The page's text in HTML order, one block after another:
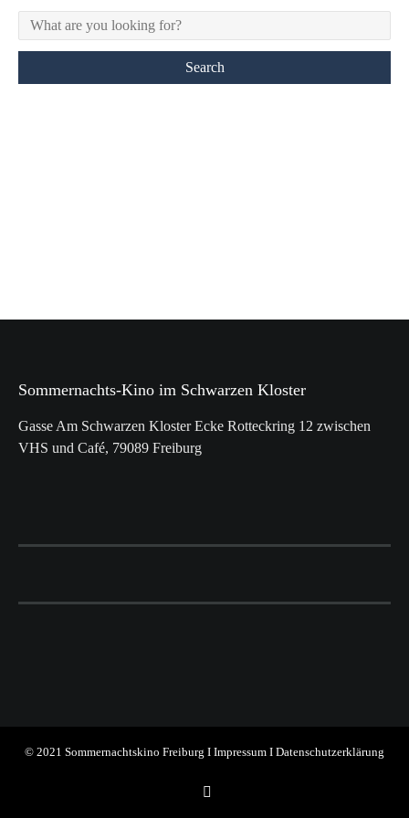
Sommernachts-Kino im Schwarzen Kloster
Gasse Am Schwarzen Kloster Ecke Rotteckring 12 zwischen
VHS und Café, 79089 Freiburg
© 2021 Sommernachtskino Freiburg I Impressum I Datenschutzerklärung